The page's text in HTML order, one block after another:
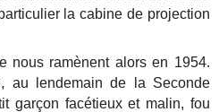
la cabine de projection
nous ramènent alors en 1954.
au lendemain de la Seconde
garçon facétieux et malin, fou